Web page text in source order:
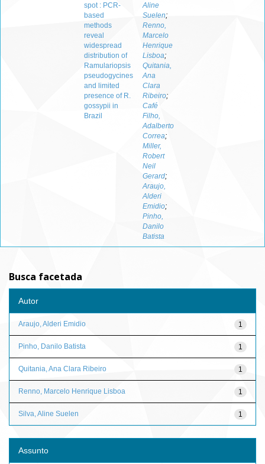
spot : PCR-
based
methods
reveal
widespread
distribution of
Ramulariopsis
pseudogycines
and limited
presence of R.
gossypii in
Brazil
Aline
Suelen;
Renno,
Marcelo
Henrique
Lisboa;
Quitania,
Ana
Clara
Ribeiro;
Café
Filho,
Adalberto
Correa;
Miller,
Robert
Neil
Gerard;
Araujo,
Alderi
Emidio;
Pinho,
Danilo
Batista
Busca facetada
Autor
1
Araujo, Alderi Emidio
1
Pinho, Danilo Batista
1
Quitania, Ana Clara Ribeiro
1
Renno, Marcelo Henrique Lisboa
1
Silva, Aline Suelen
Assunto